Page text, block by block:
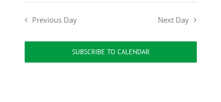
Previous Day Next Day
SUBSCRIBE TO CALENDAR